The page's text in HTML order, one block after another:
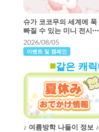
슈가 코코무의 세계에 푹
빠질 수 있는 미니 전시회
가 열립니다!
2026/08/05
이벤트 및 캠페인
같은 캐
♪ 여름방학 나들이 정보 ♪